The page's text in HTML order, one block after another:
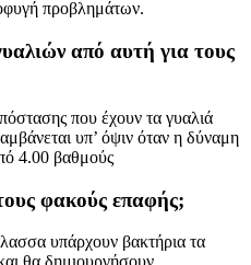
προβλημάτων.
από αυτή για τους
που έχουν τα γυαλιά
υπ’ όψιν όταν η δύναμη
4.00 βαθμούς
φακούς επαφής;
υπάρχουν βακτήρια τα